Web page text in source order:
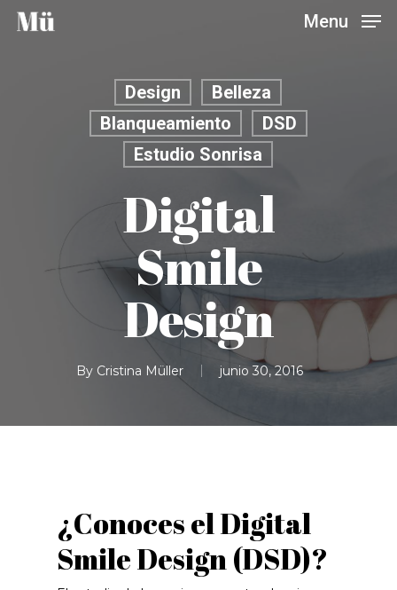
Skip
Menu
Design
Belleza
Blanqueamiento
DSD
Estudio Sonrisa
Digital
Smile
Design
By Cristina Müller junio 30, 2016
¿Conoces el Digital
Smile Design (DSD)?